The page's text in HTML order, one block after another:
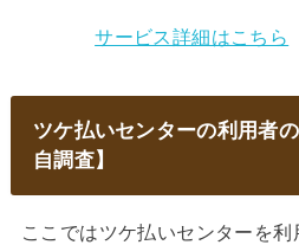
サービス詳細はこちら
ツケ払いセンターの利用者
自調査】
ここではツケ払いセンターを